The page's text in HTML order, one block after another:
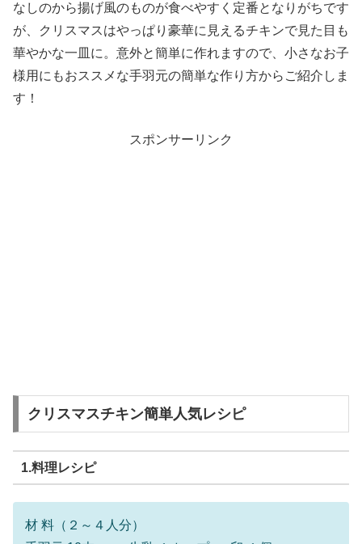
なしのから揚げ風のものが食べやすく定番となりがちです
が、クリスマスはやっぱり豪華に見えるチキンで見た目も
華やかな一皿に。意外と簡単に作れますので、小さなお子
様用にもおススメな手羽元の簡単な作り方からご紹介しま
す！
スポンサーリンク
クリスマスチキン簡単人気レシピ
1.料理レシピ
材 料（２～４人分）